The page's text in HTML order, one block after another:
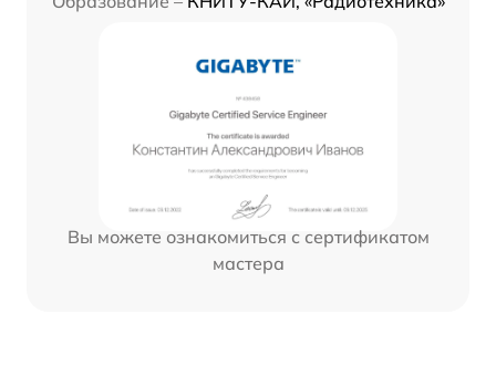
Вы можете ознакомиться с сертификатом
мастера